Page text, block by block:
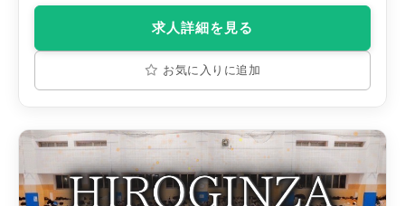
お気に入りに追加
求人詳細を見る